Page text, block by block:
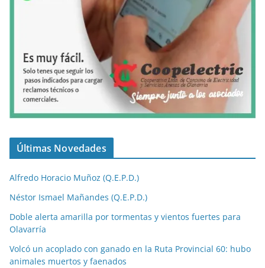
Últimas Novedades
Alfredo Horacio Muñoz (Q.E.P.D.)
Néstor Ismael Mañandes (Q.E.P.D.)
Doble alerta amarilla por tormentas y vientos fuertes para
Olavarría
Volcó un acoplado con ganado en la Ruta Provincial 60: hubo
animales muertos y faenados